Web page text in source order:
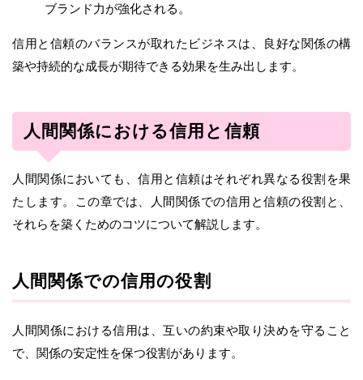
ブランド力が強化される。
信用と信頼のバランスが取れたビジネスは、良好な関係の構
築や持続的な成長が期待できる効果を生み出します。
人間関係における信用と信頼
人間関係においても、信用と信頼はそれぞれ異なる役割を果
たします。この章では、人間関係での信用と信頼の役割と、
それらを築くためのコツについて解説します。
人間関係での信用の役割
人間関係における信用は、互いの約束や取り決めを守ること
で、関係の安定性を保つ役割があります。